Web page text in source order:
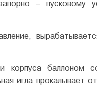
– пусковому
корпуса баллоном
игла прокалывает